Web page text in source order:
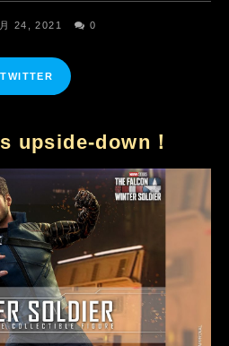
24, 2021 0
TWITTER
upside-down！